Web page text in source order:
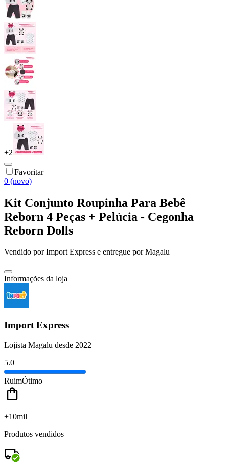
+2
Favoritar
0 (novo)
Kit Conjunto Roupinha Para Bebê
Reborn 4 Peças + Pelúcia - Cegonha
Reborn Dolls
Vendido porImport Express e entregue por Magalu
Informações da loja
Import Express
Lojista Magalu desde 2022
5.0
RuimÓtimo
+10mil
Produtos vendidos